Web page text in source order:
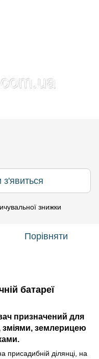
знижки
Порівняти
батареї
призначений для
землерицею
присадибній ділянці, на